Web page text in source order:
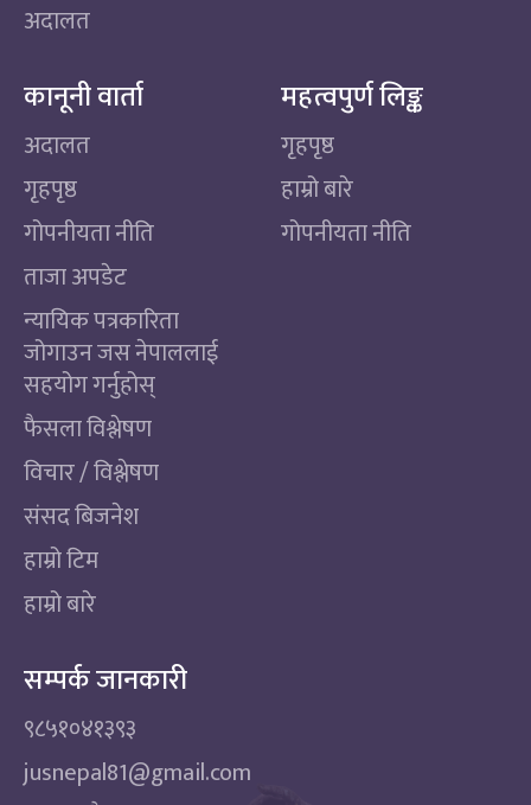
अदालत
कानूनी वार्ता
अदालत
गृहपृष्ठ
गोपनीयता नीति
ताजा अपडेट
न्यायिक पत्रकारिता
जोगाउन जस नेपाललाई
सहयोग गर्नुहोस्
फैसला विश्लेषण
विचार / विश्लेषण
संसद बिजनेश
हाम्रो टिम
हाम्रो बारे
महत्वपुर्ण लिङ्क
गृहपृष्ठ
हाम्रो बारे
गोपनीयता नीति
सम्पर्क जानकारी
९८५१०४१३९३
jusnepal81@gmail.com